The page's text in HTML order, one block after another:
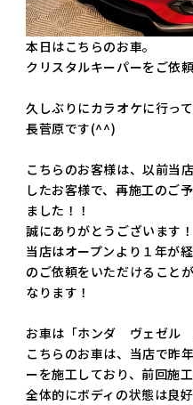
本日はこちらのお車。
クリスタルキーパーをご依
久しぶりにカラオケに行っ
長菅原です(^^)
こちらのお客様は、以前当
したお客様で、再施工のご
ました！！
誠にありがとうございます！
当店はオープンより１年が
のご依頼をいただけること
なります！
お車は「ホンダ ヴェゼル
こちらのお車は、当店で昨
ーを施工しており、前回施
全体的にボディの状態は良